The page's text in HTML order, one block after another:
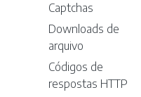
Captchas
Downloads de
arquivo
Códigos de
respostas HTTP